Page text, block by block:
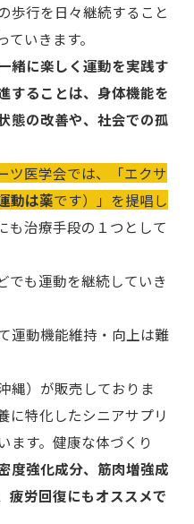
歩行を日々継続すること
いきます。
緒に楽しく運動を実践す
することは、身体機能を
態の改善や、社会での孤
ツ医学会では、「エクサ
動は薬です）」を提唱し
も治療手段の１つとして
でも運動を継続していき
運動機能維持・向上は難
縄）が販売しておりま
に特化したシニアサプリ
ます。健康な体づくり
度強化成分、筋肉増強成
疲労回復にもオススメで